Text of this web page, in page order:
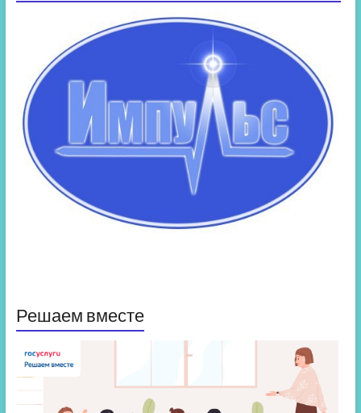
Решаем вместе